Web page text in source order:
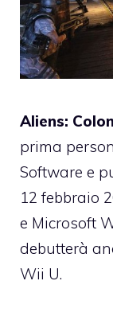
Aliens:
prima
Software e
12 febbraio
e Microsoft
debutterà
Wii U.